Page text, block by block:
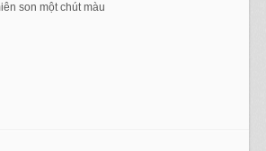
son một chút màu